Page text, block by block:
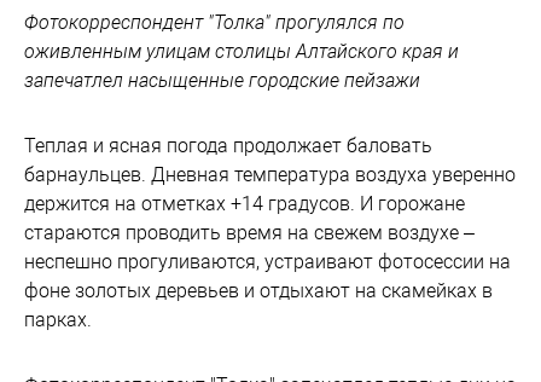
Фотокорреспондент "Толка" прогулялся по
оживленным улицам столицы Алтайского края и
запечатлел насыщенные городские пейзажи
Теплая и ясная погода продолжает баловать
барнаульцев. Дневная температура воздуха уверенно
держится на отметках +14 градусов. И горожане
стараются проводить время на свежем воздухе –
неспешно прогуливаются, устраивают фотосессии на
фоне золотых деревьев и отдыхают на скамейках в
парках.